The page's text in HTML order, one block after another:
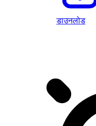
डाउनलोड